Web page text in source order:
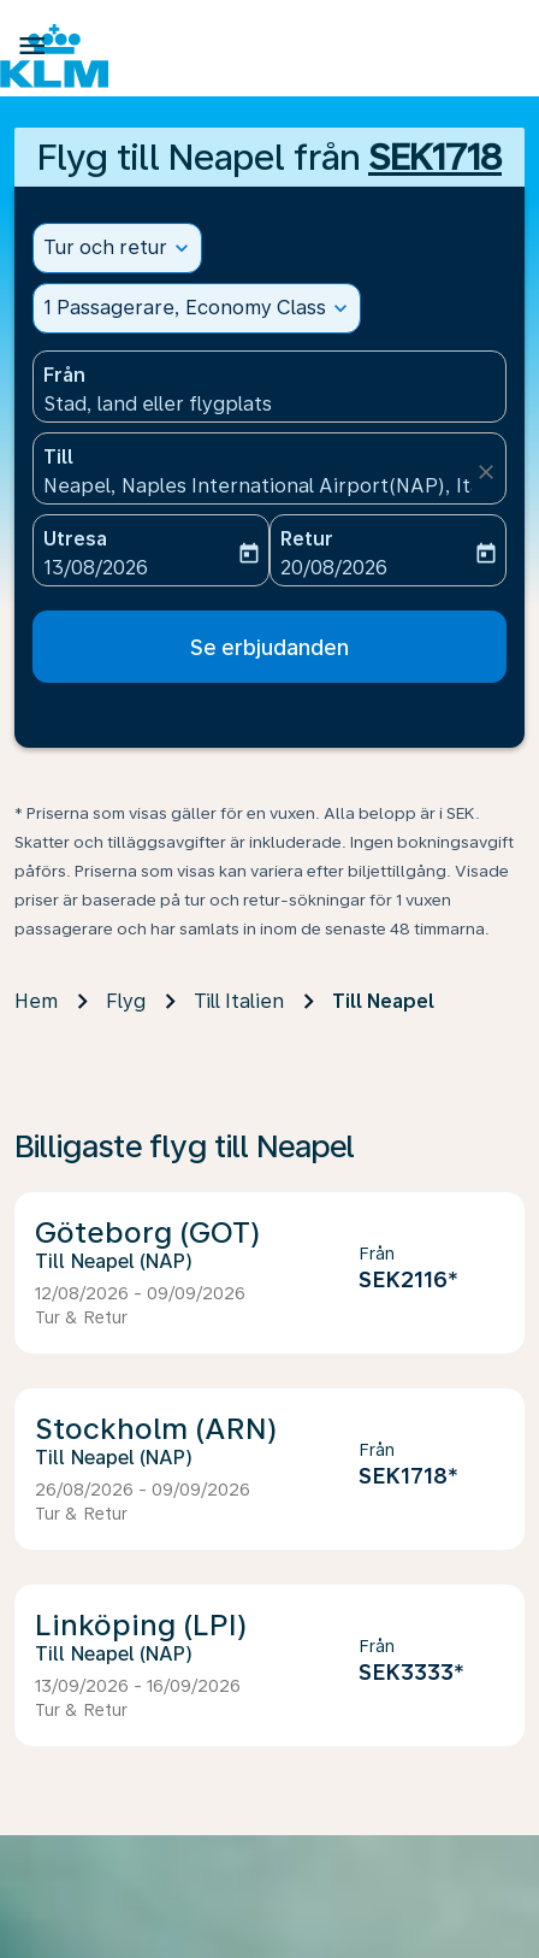

Flyg till Neapel från SEK1718
Tur och retur expand_more
1 Passagerare, Economy Class expand_more
Från
Stad, land eller flygplats
Till
Neapel, Naples International Airport(NAP), Italien
close
Utresa
fc-booking-departure-date-aria-label
13/08/2026
today
Retur
fc-booking-return-date-
20/08/2026
today
Se erbjudanden
* Priserna som visas gäller för en vuxen. Alla belopp är i SEK.
Skatter och tilläggsavgifter är inkluderade. Ingen bokningsavgift
påförs. Priserna som visas kan variera efter biljettillgång. Visade
priser är baserade på tur och retur-sökningar för 1 vuxen
passagerare och har samlats in inom de senaste 48 timmarna.
Hem Flyg Till Italien Till Neapel
Billigaste flyg till Neapel
Göteborg (GOT)
Neapel (NAP)
12/08/2026 - 09/09/2026
Tur & Retur
Från
SEK2116*
Stockholm (ARN)
Neapel (NAP)
26/08/2026 - 09/09/2026
Tur & Retur
Från
SEK1718*
Linköping (LPI)
Neapel (NAP)
13/09/2026 - 16/09/2026
Tur & Retur
Från
SEK3333*